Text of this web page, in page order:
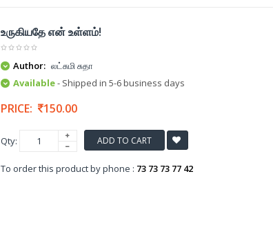
உருகியதே என் உள்ளம்!
Author: லட்சுமி சுதா
Available- Shipped in 5-6 business days
PRICE: 150.00
Qty: ADD TO CART
To order this product by phone : 73 73 73 77 42